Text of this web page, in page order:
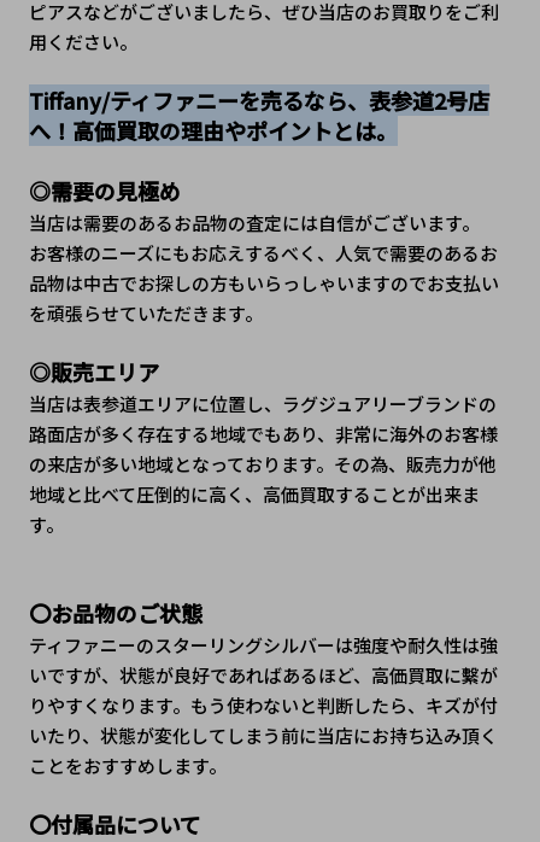
ピアスなどがございましたら、ぜひ当店のお買取りをご利
用ください。
Tiffany/ティファニーを売るなら、表参道2号店
へ！高価買取の理由やポイントとは。
◎需要の見極め
当店は需要のあるお品物の査定には自信がございます。
お客様のニーズにもお応えするべく、人気で需要のあるお
品物は中古でお探しの方もいらっしゃいますのでお支払い
を頑張らせていただきます。
◎販売エリア
当店は表参道エリアに位置し、ラグジュアリーブランドの
路面店が多く存在する地域でもあり、非常に海外のお客様
の来店が多い地域となっております。その為、販売力が他
地域と比べて圧倒的に高く、高価買取することが出来ま
す。
〇お品物のご状態
ティファニーのスターリングシルバーは強度や耐久性は強
いですが、状態が良好であればあるほど、高価買取に繫が
りやすくなります。もう使わないと判断したら、キズが付
いたり、状態が変化してしまう前に当店にお持ち込み頂く
ことをおすすめします。
〇付属品について